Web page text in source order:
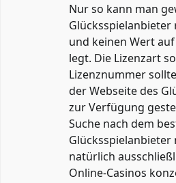
Nur so kann man
und keinen Wert
legt. Die Lizenzart
Lizenznummer
der Webseite des
zur Verfügung
Suche nach dem
Glücksspielanbieter
natürlich
Online-Casinos